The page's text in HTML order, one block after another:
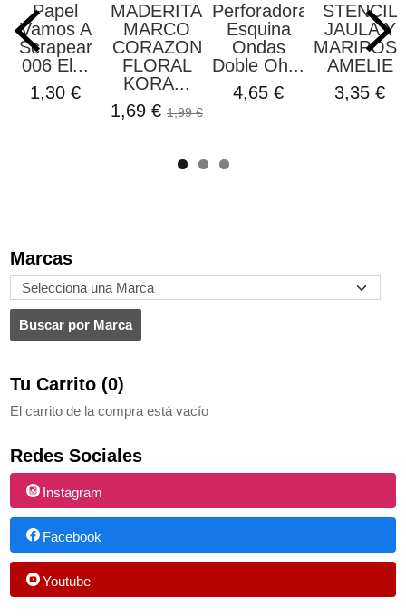
Marcas
Tu Carrito (0)
El carrito de la compra está vacío
Redes Sociales
Instagram
Facebook
Youtube
Papel
Vamos A
Scrapear
006 El...
1,30 €
MADERITAS
MARCO
CORAZON
FLORAL
KORA...
1,69 € 1,99 €
Perforadora
Esquina
Ondas
Doble Oh...
4,65 €
STENCIL
JAULA Y
AMELIE
3,35 €